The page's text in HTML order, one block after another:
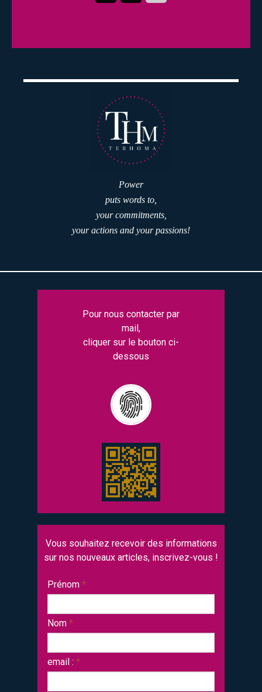
Power
puts words to,
your commitments,
your actions and your passions!
Pour nous contacter par
mail,
cliquer sur le bouton ci-
dessous
Vous souhaitez recevoir des informations
sur nos nouveaux articles, inscrivez-vous !
Prénom*
Nom*
email : *